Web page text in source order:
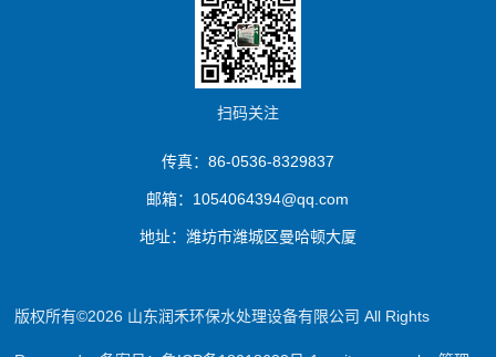
扫码关注
传真：86-0536-8329837
邮箱：1054064394@qq.com
地址：潍坊市潍城区曼哈顿大厦
版权所有©2026 山东润禾环保水处理设备有限公司 All Rights